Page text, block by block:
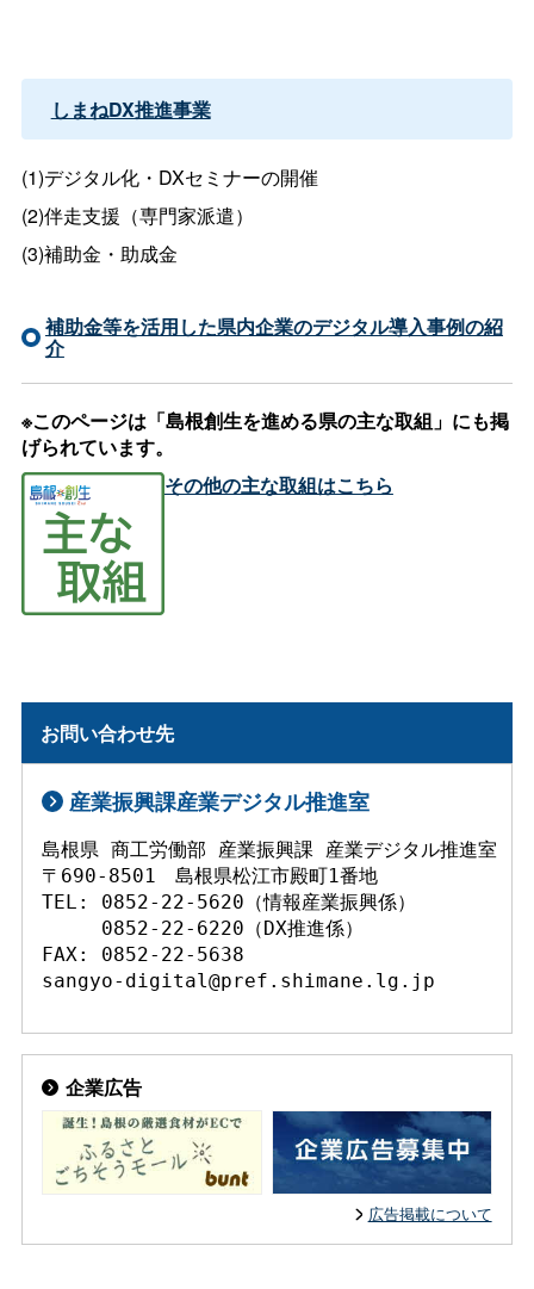
しまねDX推進事業
(1)デジタル化・DXセミナーの開催
(2)伴走支援（専門家派遣）
(3)補助金・助成金
補助金等を活用した県内企業のデジタル導入事例の紹
介
※このページは「島根創生を進める県の主な取組」にも掲
げられています。
その他の主な取組はこちら
お問い合わせ先
産業振興課産業デジタル推進室
島根県 商工労働部 産業振興課 産業デジタル推進室
〒690-8501　島根県松江市殿町1番地
TEL: 0852-22-5620（情報産業振興係）
0852-22-6220（DX推進係）
FAX: 0852-22-5638
企業広告
広告掲載について